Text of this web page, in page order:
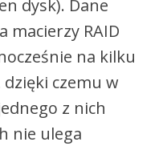
dysk). Dane
macierzy RAID
na kilku
czemu w
z nich
nie ulega